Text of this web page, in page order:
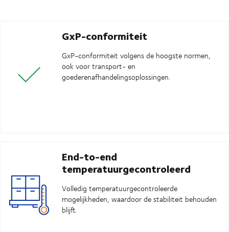
GxP-conformiteit
GxP-conformiteit volgens de hoogste normen,
ook voor transport- en
goederenafhandelingsoplossingen.
End-to-end
temperatuurgecontroleerd
Volledig temperatuurgecontroleerde
mogelijkheden, waardoor de stabiliteit behouden
blijft.